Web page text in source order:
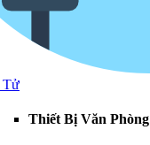
Tử
Thiết Bị Văn Phòng